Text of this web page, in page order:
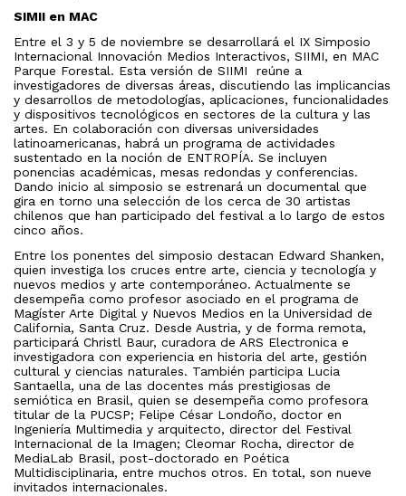
SIMII en MAC
Entre el 3 y 5 de noviembre se desarrollará el IX Simposio
Internacional Innovación Medios Interactivos, SIIMI, en MAC
Parque Forestal. Esta versión de SIIMI reúne a
investigadores de diversas áreas, discutiendo las implicancias
y desarrollos de metodologías, aplicaciones, funcionalidades
y dispositivos tecnológicos en sectores de la cultura y las
artes. En colaboración con diversas universidades
latinoamericanas, habrá un programa de actividades
sustentado en la noción de ENTROPÍA. Se incluyen
ponencias académicas, mesas redondas y conferencias.
Dando inicio al simposio se estrenará un documental que
gira en torno una selección de los cerca de 30 artistas
chilenos que han participado del festival a lo largo de estos
cinco años.
Entre los ponentes del simposio destacan Edward Shanken,
quien investiga los cruces entre arte, ciencia y tecnología y
nuevos medios y arte contemporáneo. Actualmente se
desempeña como profesor asociado en el programa de
Magíster Arte Digital y Nuevos Medios en la Universidad de
California, Santa Cruz. Desde Austria, y de forma remota,
participará Christl Baur, curadora de ARS Electronica e
investigadora con experiencia en historia del arte, gestión
cultural y ciencias naturales. También participa Lucia
Santaella, una de las docentes más prestigiosas de
semiótica en Brasil, quien se desempeña como profesora
titular de la PUCSP; Felipe César Londoño, doctor en
Ingeniería Multimedia y arquitecto, director del Festival
Internacional de la Imagen; Cleomar Rocha, director de
MediaLab Brasil, post-doctorado en Poética
Multidisciplinaria, entre muchos otros. En total, son nueve
invitados internacionales.